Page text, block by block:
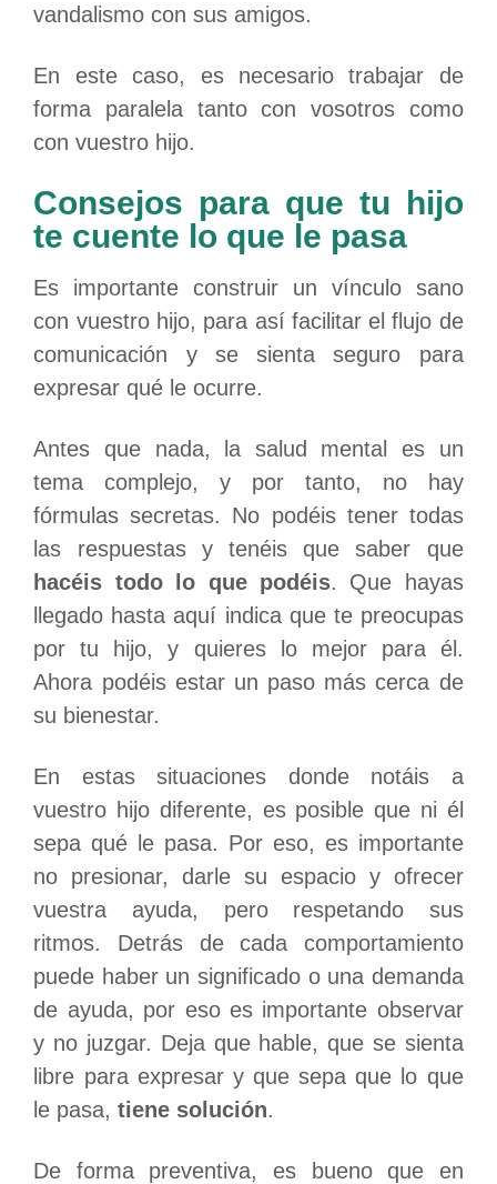
vandalismo con sus amigos.
En este caso, es necesario trabajar de
forma paralela tanto con vosotros como
con vuestro hijo.
Consejos para que tu hijo
te cuente lo que le pasa
Es importante construir un vínculo sano
con vuestro hijo, para así facilitar el flujo de
comunicación y se sienta seguro para
expresar qué le ocurre.
Antes que nada, la salud mental es un
tema complejo, y por tanto, no hay
fórmulas secretas. No podéis tener todas
las respuestas y tenéis que saber que
hacéis todo lo que podéis. Que hayas
llegado hasta aquí indica que te preocupas
por tu hijo, y quieres lo mejor para él.
Ahora podéis estar un paso más cerca de
su bienestar.
En estas situaciones donde notáis a
vuestro hijo diferente, es posible que ni él
sepa qué le pasa. Por eso, es importante
no presionar, darle su espacio y ofrecer
vuestra ayuda, pero respetando sus
ritmos. Detrás de cada comportamiento
puede haber un significado o una demanda
de ayuda, por eso es importante observar
y no juzgar. Deja que hable, que se sienta
libre para expresar y que sepa que lo que
le pasa,tiene solución.
De forma preventiva, es bueno que en